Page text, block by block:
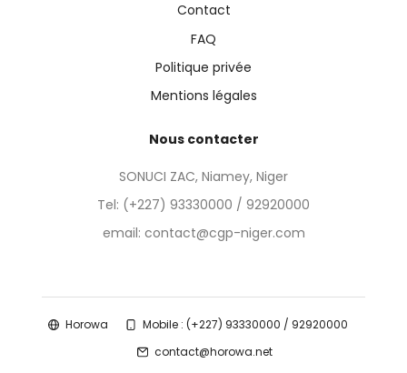
Contact
FAQ
Politique privée
Mentions légales
Nous contacter
SONUCI ZAC, Niamey, Niger
Tel: (+227) 93330000 / 92920000
email: contact@cgp-niger.com
Horowa
Mobile : (+227) 93330000 / 92920000
contact@horowa.net